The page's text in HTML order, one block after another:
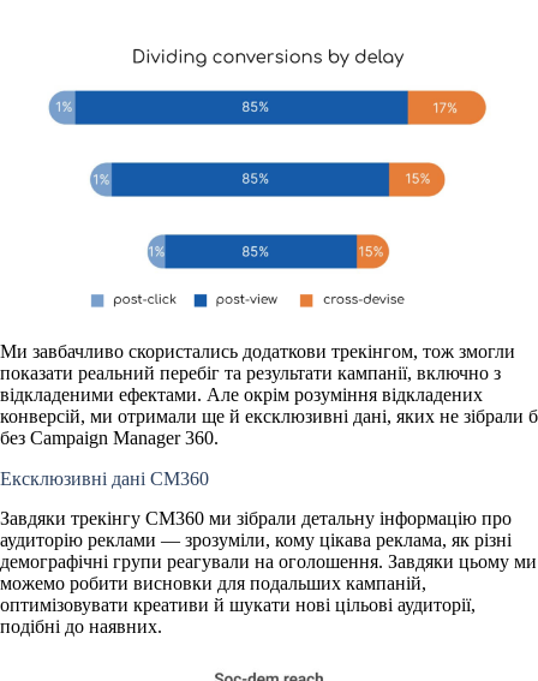
Ми завбачливо скористались додаткови трекінгом, тож змогли
показати реальний перебіг та результати кампанії, включно з
відкладеними ефектами. Але окрім розуміння відкладених
конверсій, ми отримали ще й ексклюзивні дані, яких не зібрали б
без Campaign Manager 360.
Ексклюзивні дані CM360
Завдяки трекінгу CM360 ми зібрали детальну інформацію про
аудиторію реклами — зрозуміли, кому цікава реклама, як різні
демографічні групи реагували на оголошення. Завдяки цьому ми
можемо робити висновки для подальших кампаній,
оптимізовувати креативи й шукати нові цільові аудиторії,
подібні до наявних.